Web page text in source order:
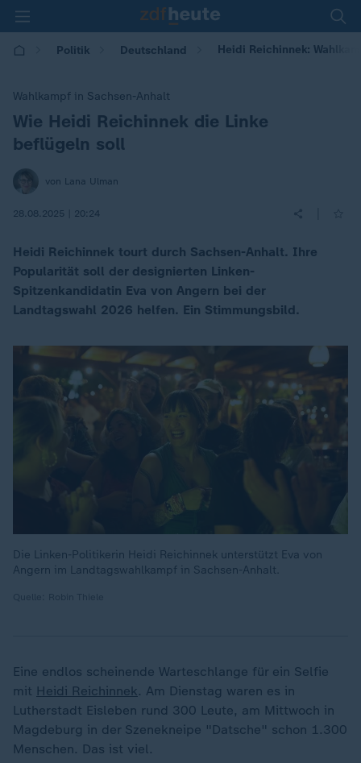
Politik Deutschland Heidi Reichinnek:
Wahlkampf in Sachsen-Anhalt
:
Wie Heidi Reichinnek die Linke
beflügeln soll
von Lana Ulman
28.08.2025 | 20:24
Heidi Reichinnek tourt durch Sachsen-Anhalt. Ihre
Popularität soll der designierten Linken-
Spitzenkandidatin Eva von Angern bei der
Landtagswahl 2026 helfen. Ein Stimmungsbild.
Die Linken-Politikerin Heidi Reichinnek unterstützt Eva von
Angern im Landtagswahlkampf in Sachsen-Anhalt.
Eine endlos scheinende Warteschlange für ein Selfie
mit Heidi Reichinnek. Am Dienstag waren es in
Lutherstadt Eisleben rund 300 Leute, am Mittwoch in
Magdeburg in der Szenekneipe "Datsche" schon 1.300
Menschen. Das ist viel.